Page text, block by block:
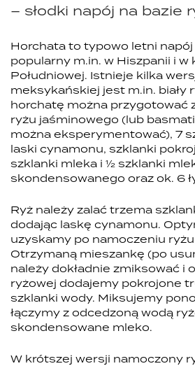
– słodki napój na bazie
Horchata to typowo letni napój
popularny m.in. w Hiszpanii i w
Południowej. Istnieje kilka
meksykańskiej jest m.in. biały
horchatę można przygotować
ryżu jaśminowego (lub
można eksperymentować), 7
laski cynamonu, szklanki
szklanki mleka i ½ szklanki
skondensowanego oraz ok. 6
Ryż należy zalać trzema
dodając laskę cynamonu.
uzyskamy po namoczeniu ryżu
Otrzymaną mieszankę (po
należy dokładnie zmiksować i
ryżowej dodajemy pokrojone
szklanki wody. Miksujemy
łączymy z odcedzoną wodą
skondensowane mleko.
W krótszej wersji namoczony